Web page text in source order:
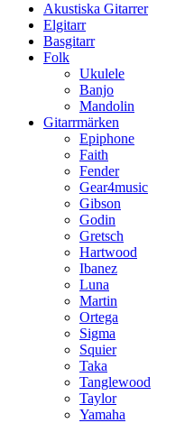
Akustiska Gitarrer
Elgitarr
Basgitarr
Folk
Ukulele
Banjo
Mandolin
Gitarrmärken
Epiphone
Faith
Fender
Gear4music
Gibson
Godin
Gretsch
Hartwood
Ibanez
Luna
Martin
Ortega
Sigma
Squier
Taka
Tanglewood
Taylor
Yamaha